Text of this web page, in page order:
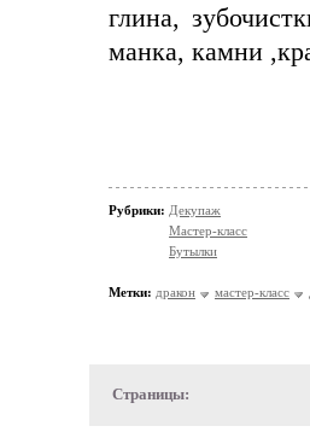
глина,
манка, камни
Рубрики: Декупаж
Мастер-класс
Бутылки
Метки: дракон мастер-класс
Страницы: